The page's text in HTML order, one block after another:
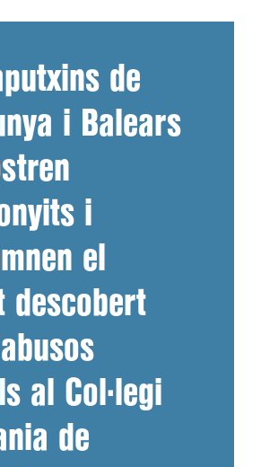
de
i Balears
i
el
descobert
al Col·legi
de